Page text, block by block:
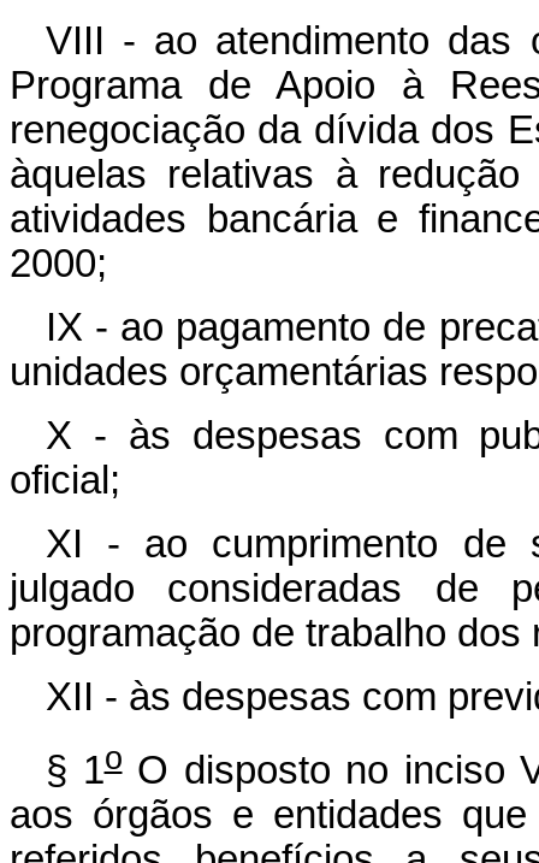
VIII - ao atendimento das
Programa de Apoio à
renegociação da dívida dos
àquelas relativas à
atividades bancária e
2000;
IX - ao pagamento de
unidades orçamentárias
X - às despesas com
oficial;
XI - ao cumprimento de
julgado consideradas de
programação de trabalho
XII - às despesas com
§ 1oO disposto no inciso
aos órgãos e entidades